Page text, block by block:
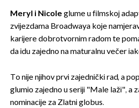
Meryl i Nicole glume u filmskoj
zvijezdama Broadwaya koje
karijere dobrotvornim radom te
da idu zajedno na maturalnu večer
To nije njihov prvi zajednički rad, a
glumio zajedno u seriji "Male laži", a
nominacije za Zlatni globus.